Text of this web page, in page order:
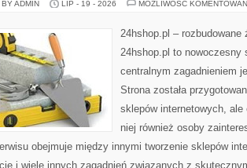
ADMIN LIP - 19 - 2026 MOŻLIWOŚĆ
24hshop.pl – rozbudowane
24hshop.pl to nowoczesny
centralnym zagadnieniem
Strona została
sklepów internetowych, ale
niej również osoby
obejmuje między innymi tworzenie sklepów
i wiele innych zagadnień związanych z